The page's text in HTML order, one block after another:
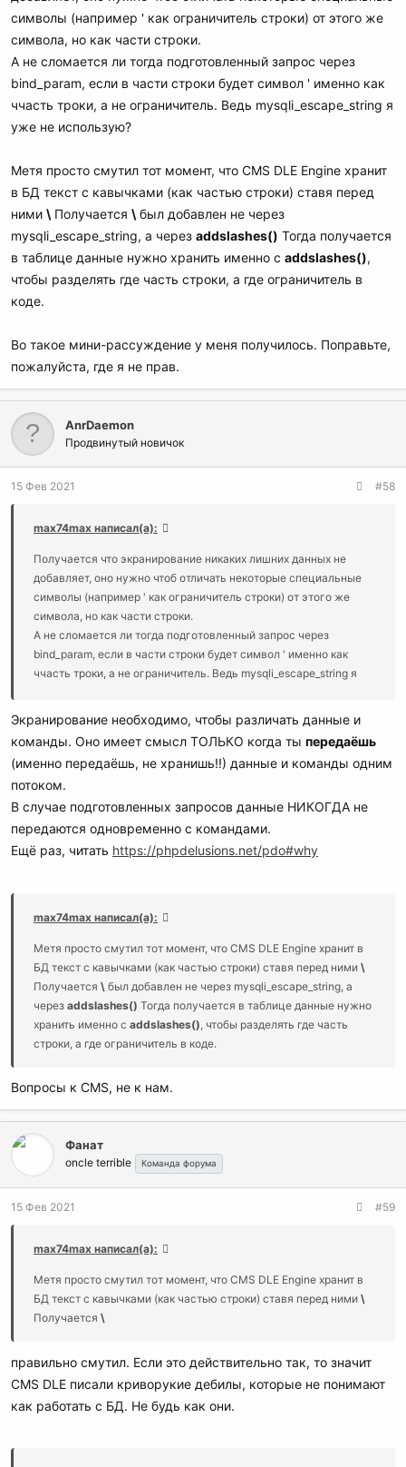
символы (например ' как ограничитель строки) от этого же
символа, но как части строки.
А не сломается ли тогда подготовленный запрос через
bind_param, если в части строки будет символ ' именно как
ччасть троки, а не ограничитель. Ведь mysqli_escape_string я
уже не использую?
Метя просто смутил тот момент, что CMS DLE Engine хранит
в БД текст с кавычками (как частью строки) ставя перед
ними \ Получается \ был добавлен не через
mysqli_escape_string, а через addslashes() Тогда получается
в таблице данные нужно хранить именно с addslashes(),
чтобы разделять где часть строки, а где ограничитель в
коде.
Во такое мини-рассуждение у меня получилось. Поправьте,
пожалуйста, где я не прав.
AnrDaemon
Продвинутый новичок
15 Фев 2021 #58
max74max написал(а):
Получается что экранирование никаких лишних данных не
добавляет, оно нужно чтоб отличать некоторые специальные
символы (например ' как ограничитель строки) от этого же
символа, но как части строки.
А не сломается ли тогда подготовленный запрос через
bind_param, если в части строки будет символ ' именно как
ччасть троки, а не ограничитель. Ведь mysqli_escape_string я
Экранирование необходимо, чтобы различать данные и
команды. Оно имеет смысл ТОЛЬКО когда ты передаёшь
(именно передаёшь, не хранишь!!) данные и команды одним
потоком.
В случае подготовленных запросов данные НИКОГДА не
передаются одновременно с командами.
Ещё раз, читать https://phpdelusions.net/pdo#why
max74max написал(а):
Метя просто смутил тот момент, что CMS DLE Engine хранит в
БД текст с кавычками (как частью строки) ставя перед ними \
Получается \ был добавлен не через mysqli_escape_string, а
через addslashes() Тогда получается в таблице данные нужно
хранить именно с addslashes() , чтобы разделять где часть
строки, а где ограничитель в коде.
Вопросы к CMS, не к нам.
Фанат
oncle terrible Команда форума
15 Фев 2021 #59
max74max написал(а):
Метя просто смутил тот момент, что CMS DLE Engine хранит в
БД текст с кавычками (как частью строки) ставя перед ними \
Получается \
правильно смутил. Если это действительно так, то значит
CMS DLE писали криворукие дебилы, которые не понимают
как работать с БД. Не будь как они.